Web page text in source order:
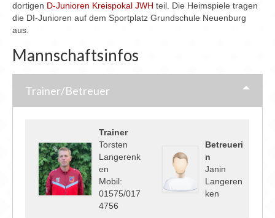
dortigen D-Junioren Kreispokal JWH teil. Die Heimspiele tragen
die DI-Junioren auf dem Sportplatz Grundschule Neuenburg
aus.
Mannschaftsinfos
Trainer/Betreuer
Trainer
Torsten
Langerenk
en
Mobil:
01575/017
4756
Betreueri
n
Janin
Langeren
ken